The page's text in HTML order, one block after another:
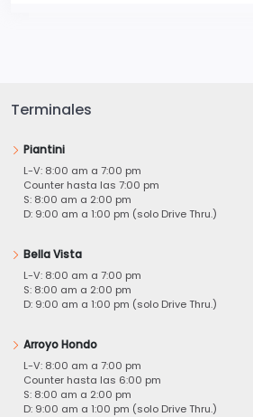
Terminales
Piantini
L-V: 8:00 am a 7:00 pm
Counter hasta las 7:00 pm
S: 8:00 am a 2:00 pm
D: 9:00 am a 1:00 pm (solo Drive Thru.)
Bella Vista
L-V: 8:00 am a 7:00 pm
S: 8:00 am a 2:00 pm
D: 9:00 am a 1:00 pm (solo Drive Thru.)
Arroyo Hondo
L-V: 8:00 am a 7:00 pm
Counter hasta las 6:00 pm
S: 8:00 am a 2:00 pm
D: 9:00 am a 1:00 pm (solo Drive Thru.)